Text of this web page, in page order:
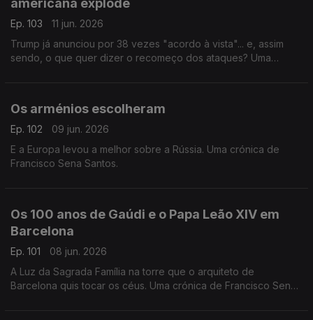
americana explode
Ep. 103
11 jun. 2026
Trump já anunciou por 38 vezes "acordo à vista"... e, assim
sendo, o que quer dizer o recomeço dos ataques? Uma
Os arménios escolheram
Ep. 102
09 jun. 2026
E a Europa levou a melhor sobre a Rússia. Uma crónica de
Francisco Sena Santos.
Os 100 anos de Gaúdi e o Papa Leão XIV em
Barcelona
Ep. 101
08 jun. 2026
A Luz da Sagrada Família na torre que o arquiteto de
Barcelona quis tocar os céus. Uma crónica de Francisco Sena